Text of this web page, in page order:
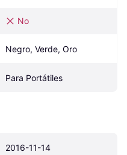
No
Negro, Verde, Oro
Para Portátiles
2016-11-14